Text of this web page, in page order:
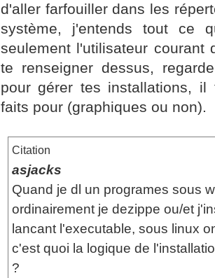
d'aller farfouiller dans les
système, j'entends tout ce
seulement l'utilisateur courant
te renseigner dessus,
pour gérer tes installations,
faits pour (graphiques ou non).
Citation
asjacks
Quand je dl un programes sous
ordinairement je dezippe ou/et
lancant l'executable, sous linux
c'est quoi la logique de
?